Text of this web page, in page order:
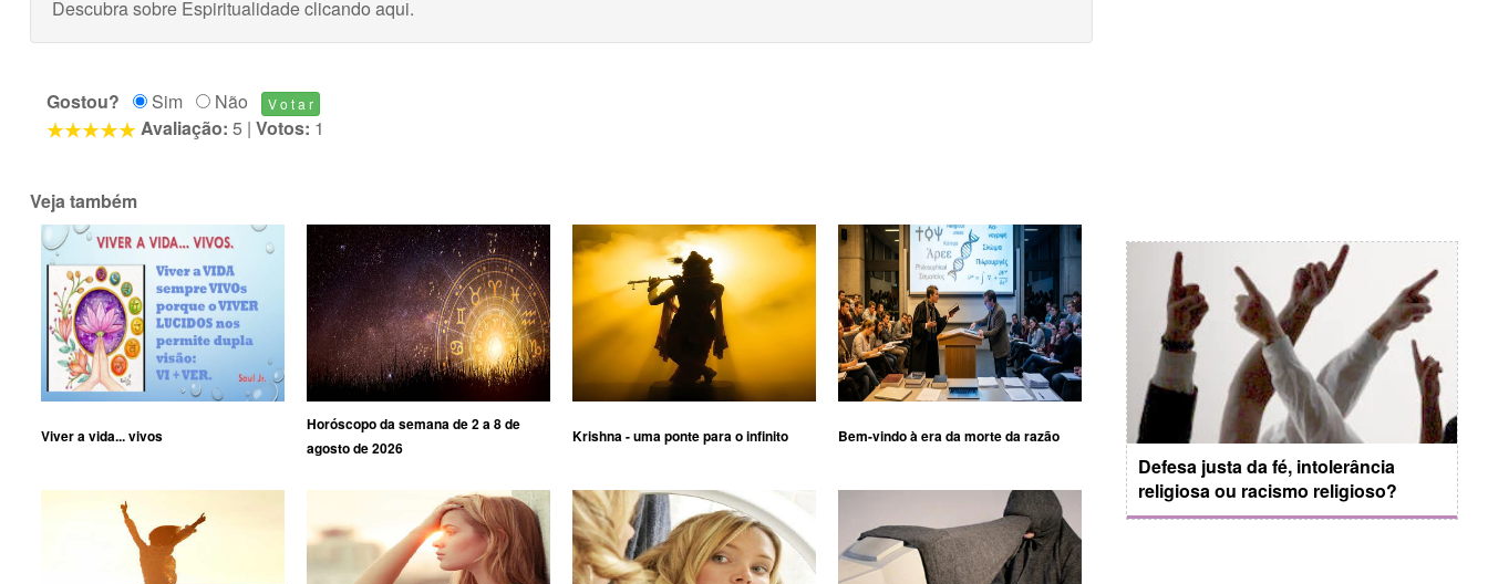
Descubra sobre Espiritualidadeclicando aqui.
Gostou? Sim
Não
Avaliação: 5 | Votos: 1
Veja também
Viver a vida... vivos
Horóscopo da semana de 2 a 8 de
agosto de 2026
Krishna - uma ponte para o infinito Bem-vindo à era da morte da razão
Defesa justa da fé, intolerância
religiosa ou racismo religioso?